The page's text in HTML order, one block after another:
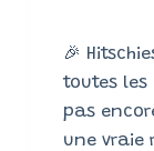
🎉
toutes les
pas
une vraie